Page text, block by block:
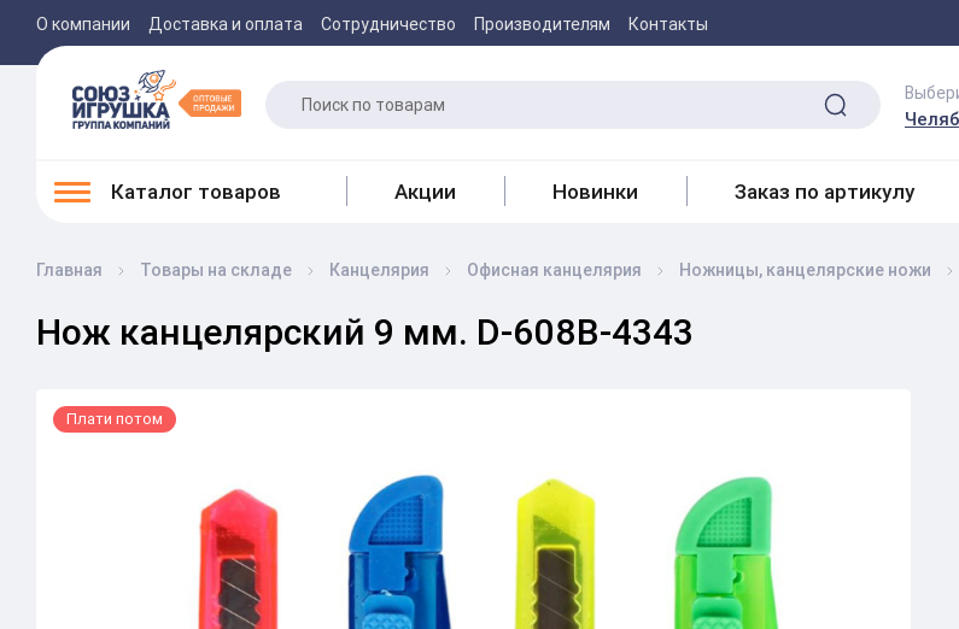
О компании Доставка и оплата Сотрудничество Производителям Контакты
Каталог товаров Акции Новинки Заказ по артикулу
Главная Товары на складе Канцелярия Офисная канцелярия Ножницы, канцелярские ножи
Нож канцелярский 9 мм. D-608B-4343
Плати потом